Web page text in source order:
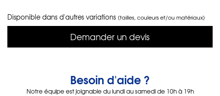
Disponible dans d'autres variations (tailles, couleurs et/ou matériaux)
Demander un devis
Besoin d'aide ?
Notre équipe est joignable du lundi au samedi de 10h à 19h